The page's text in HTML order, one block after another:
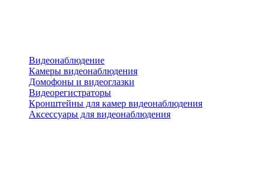
Видеонаблюдение
Камеры видеонаблюдения
Домофоны и видеоглазки
Видеорегистраторы
Кронштейны для камер видеонаблюдения
Аксессуары для видеонаблюдения